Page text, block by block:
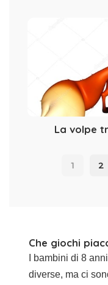
La volpe
1 2
Che giochi
I bambini di 8
diverse, ma ci